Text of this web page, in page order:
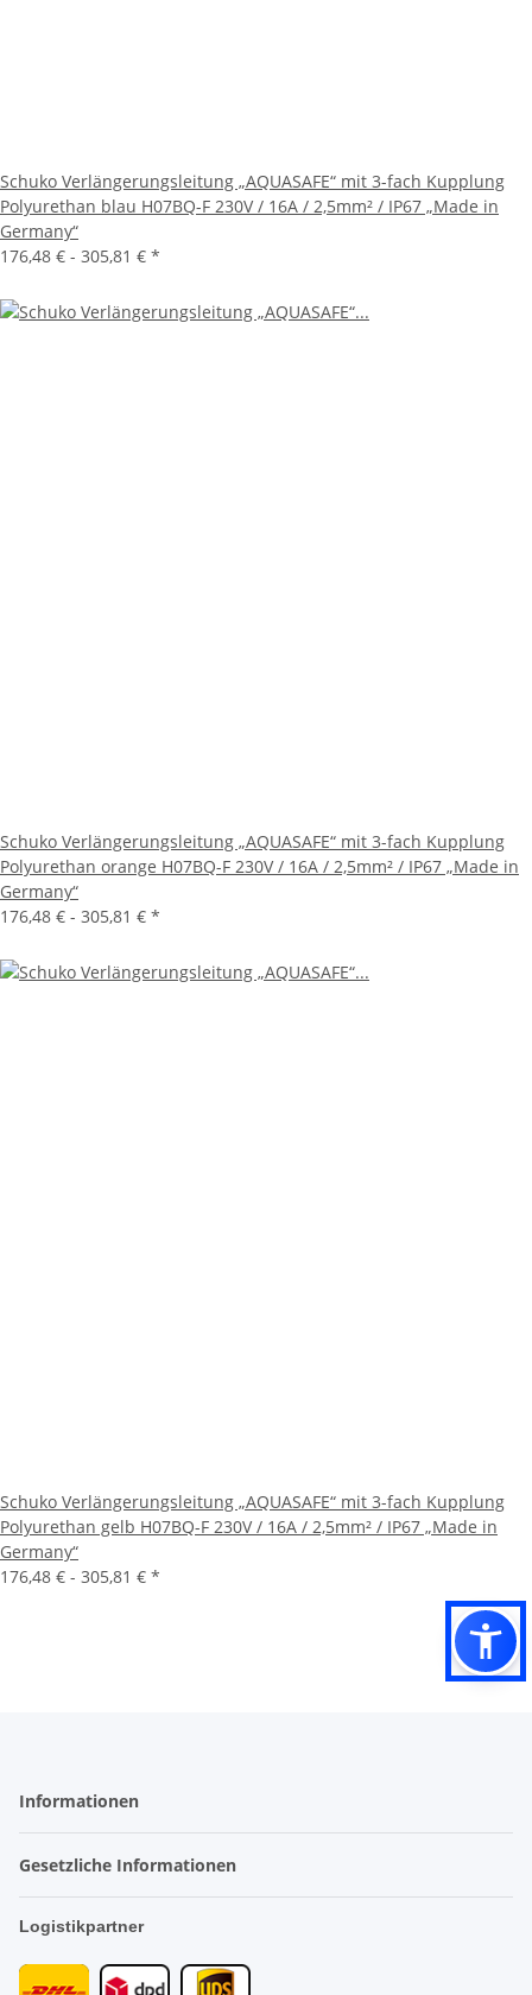
Schuko Verlängerungsleitung „AQUASAFE“ mit 3-fach Kupplung
Polyurethan blau H07BQ-F 230V / 16A / 2,5mm² / IP67 „Made in
Germany“
176,48 € - 305,81 € *
Schuko Verlängerungsleitung „AQUASAFE“ mit 3-fach Kupplung
Polyurethan orange H07BQ-F 230V / 16A / 2,5mm² / IP67 „Made in
Germany“
176,48 € - 305,81 € *
Schuko Verlängerungsleitung „AQUASAFE“ mit 3-fach Kupplung
Polyurethan gelb H07BQ-F 230V / 16A / 2,5mm² / IP67 „Made in
Germany“
176,48 € - 305,81 € *
Informationen
Gesetzliche Informationen
Logistikpartner